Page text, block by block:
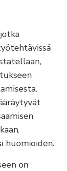
huomioiden.
on